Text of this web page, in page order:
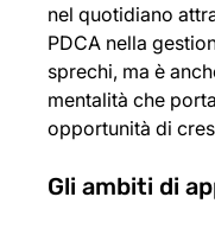
nel quotidiano
PDCA nella
sprechi, ma è
mentalità che
opportunità di
Gli ambiti di